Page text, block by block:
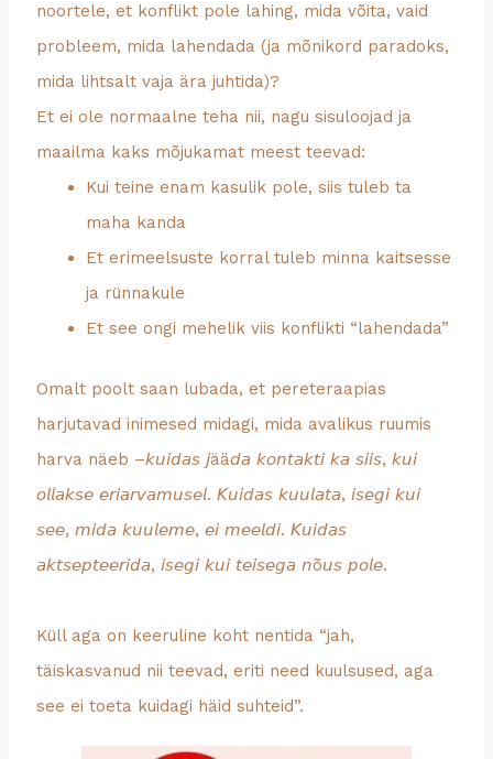
noortele, et konflikt pole lahing, mida võita, vaid
probleem, mida lahendada (ja mõnikord paradoks,
mida lihtsalt vaja ära juhtida)?
Et ei ole normaalne teha nii, nagu sisuloojad ja
maailma kaks mõjukamat meest teevad:
Kui teine enam kasulik pole, siis tuleb ta
maha kanda
Et erimeelsuste korral tuleb minna kaitsesse
ja rünnakule
Et see ongi mehelik viis konflikti “lahendada”
Omalt poolt saan lubada, et pereteraapias
harjutavad inimesed midagi, mida avalikus ruumis
harva näeb –𝘬𝘶𝘪𝘥𝘢𝘴 𝘫ää𝘥𝘢 𝘬𝘰𝘯𝘵𝘢𝘬𝘵𝘪 𝘬𝘢 𝘴𝘪𝘪𝘴, 𝘬𝘶𝘪
𝘰𝘭𝘭𝘢𝘬𝘴𝘦 𝘦𝘳𝘪𝘢𝘳𝘷𝘢𝘮𝘶𝘴𝘦𝘭. 𝘒𝘶𝘪𝘥𝘢𝘴 𝘬𝘶𝘶𝘭𝘢𝘵𝘢, 𝘪𝘴𝘦𝘨𝘪 𝘬𝘶𝘪
𝘴𝘦𝘦, 𝘮𝘪𝘥𝘢 𝘬𝘶𝘶𝘭𝘦𝘮𝘦, 𝘦𝘪 𝘮𝘦𝘦𝘭𝘥𝘪. 𝘒𝘶𝘪𝘥𝘢𝘴
𝘢𝘬𝘵𝘴𝘦𝘱𝘵𝘦𝘦𝘳𝘪𝘥𝘢, 𝘪𝘴𝘦𝘨𝘪 𝘬𝘶𝘪 𝘵𝘦𝘪𝘴𝘦𝘨𝘢 𝘯õ𝘶𝘴 𝘱𝘰𝘭𝘦.
Küll aga on keeruline koht nentida “jah,
täiskasvanud nii teevad, eriti need kuulsused, aga
see ei toeta kuidagi häid suhteid”.